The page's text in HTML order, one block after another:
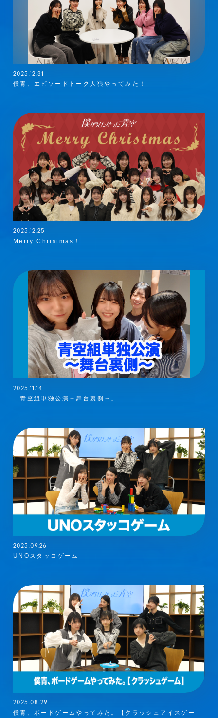
2025.12.31
僕青、エピソードトーク人狼やってみた！
2025.12.25
Merry Christmas！
2025.11.14
「青空組単独公演～舞台裏側～」
2025.09.26
UNOスタッコゲーム
2025.08.29
僕青、ボードゲームやってみた。【クラッシュアイスゲー